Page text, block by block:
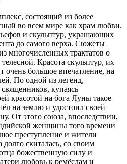
состоящий из более
во всем мире как храм любви.
и скульптур, украшающих
до самого верха. Сюжеты
многочисленных трактатов о
Красота скульптур, их
очень большое впечатление, на
По одной из легенд,
купаясь
красотой на бога Луны такое
на землю и удостоил своей
От этого союза, впоследствии,
женщины того времени
преступление и жители
скиталась, со своим
божественную силу и
любовь к ремёслам и